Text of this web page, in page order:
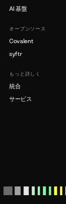
AI 基盤
オープンソース
Covalent
syftr
もっと詳しく
統合
サービス